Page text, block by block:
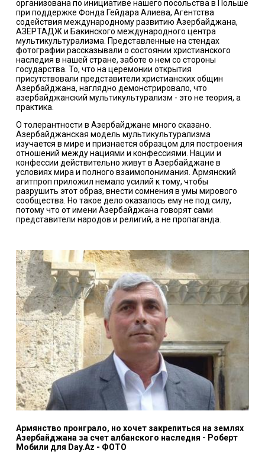
организована по инициативе нашего посольства в Польше
при поддержке Фонда Гейдара Алиева, Агентства
содействия международному развитию Азербайджана,
АЗЕРТАДЖ и Бакинского международного центра
мультикультурализма. Представленные на стендах
фотографии рассказывали о состоянии христианского
наследия в нашей стране, заботе о нем со стороны
государства. То, что на церемонии открытия
присутствовали представители христианских общин
Азербайджана, наглядно демонстрировало, что
азербайджанский мультикультурализм - это не теория, а
практика.
О толерантности в Азербайджане много сказано.
Азербайджанская модель мультикультурализма
изучается в мире и признается образцом для построения
отношений между нациями и конфессиями. Нации и
конфессии действительно живут в Азербайджане в
условиях мира и полного взаимопонимания. Армянский
агитпроп приложил немало усилий к тому, чтобы
разрушить этот образ, внести сомнения в умы мирового
сообщества. Но такое дело оказалось ему не под силу,
потому что от имени Азербайджана говорят сами
представители народов и религий, а не пропаганда.
Армянство проиграло, но хочет закрепиться на землях
Азербайджана за счет албанского наследия - Роберт
Мобили для Day.Az - ФОТО